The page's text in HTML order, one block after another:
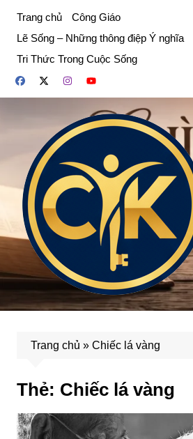
phần
dung
Trang chủ
Công Giáo
Lẽ Sống – Những thông điệp Ý nghĩa
Tri Thức Trong Cuộc Sống
Trang chủ » Chiếc lá vàng
Thẻ: Chiếc lá vàng